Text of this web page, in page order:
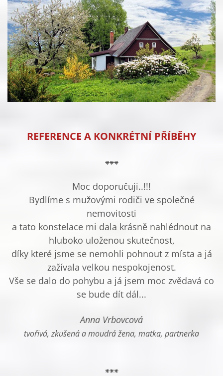
REFERENCE A KONKRÉTNÍ PŘÍBĚHY
⁕⁕⁕
Moc doporučuji..!!!
Bydlíme s mužovými rodiči ve společné
nemovitosti
a tato konstelace mi dala krásně nahlédnout na
hluboko uloženou skutečnost,
díky které jsme se nemohli pohnout z místa a já
zažívala velkou nespokojenost.
Vše se dalo do pohybu a já jsem moc zvědavá co
se bude dít dál...
Anna Vrbovcová
tvořivá, zkušená a moudrá žena, matka, partnerka
⁕⁕⁕